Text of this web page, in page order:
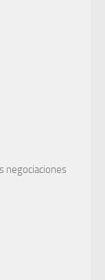
negociaciones